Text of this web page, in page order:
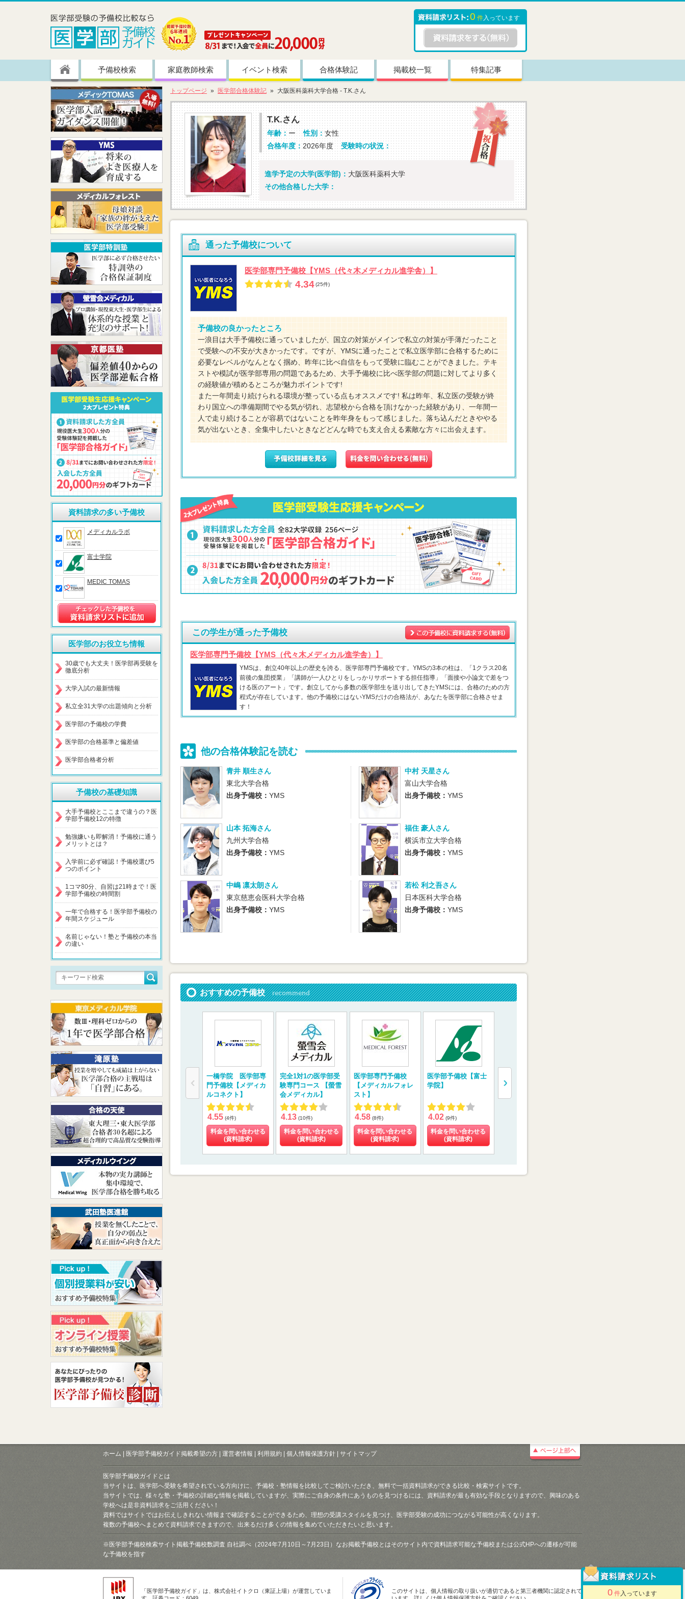
0 件入っています
予備校検索 家庭教師検索 イベント検索 合格体験記 掲載校一覧 特集記事
トップページ 医学部合格体験記 大阪医科薬科大学合格 - T.K.さん
T.K.さん
年齢： ー 性別： 女性
合格年度：2026年度 受験時の状況：
進学予定の大学(医学部)： 大阪医科薬科大学
その他合格した大学：
通った予備校について
医学部専門予備校【YMS（代々木メディカル進学舎）】
4.34(25件)
予備校の良かったところ
一浪目は大手予備校に通っていましたが、国立の対策がメインで私立の対策が手薄だったこと
で受験への不安が大きかったです。ですが、YMSに通ったことで私立医学部に合格するために
必要なレベルがなんとなく掴め、昨年に比べ自信をもって受験に臨むことができました。テキ
ストや模試が医学部専用の問題であるため、大手予備校に比べ医学部の問題に対してより多く
の経験値が積めるところが魅力ポイントです!
また一年間走り続けられる環境が整っている点もオススメです! 私は昨年、私立医の受験が終
わり国立への準備期間でやる気が切れ、志望校から合格を頂けなかった経験があり、一年間一
人で走り続けることが容易ではないことを昨年身をもって感じました。落ち込んだときややる
気が出ないとき、全集中したいときなどどんな時でも支え合える素敵な方々に出会えます。
この学生が通った予備校
医学部専門予備校【YMS（代々木メディカル進学舎）】
YMSは、創立40年以上の歴史を誇る、医学部専門予備校です。YMSの3本の柱は、「1クラス20名
前後の集団授業」「講師が一人ひとりをしっかりサポートする担任指導」「面接や小論文で差をつ
ける医のアート」です。創立してから多数の医学部生を送り出してきたYMSには、合格のための方
程式が存在しています。他の予備校にはないYMSだけの合格法が、あなたを医学部に合格させま
す！
他の合格体験記を読む
青井 順生さん
東北大学合格
出身予備校： YMS
中村 天星さん
富山大学合格
出身予備校： YMS
山本 拓海さん
九州大学合格
出身予備校： YMS
福住 豪人さん
横浜市立大学合格
出身予備校： YMS
中嶋 凛太朗さん
東京慈恵会医科大学合格
出身予備校： YMS
若松 利之吾さん
日本医科大学合格
出身予備校： YMS
おすすめの予備校 recommend
一橋学院 医学部専
門予備校【メディカ
ルコネクト】
4.55 (4件)
料金を問い合わせる
(資料請求)
完全1対1の医学部受
験専門コース 【螢雪
会メディカル】
4.13 (10件)
料金を問い合わせる
(資料請求)
医学部専門予備校
【メディカルフォレ
スト】
4.58 (8件)
料金を問い合わせる
(資料請求)
医学部予備校【富士
学院】
4.02 (9件)
料金を問い合わせる
(資料請求)
予備校【レクサス
0 件入っています
資料請求の多い予備校
メディカルラボ
富士学院
MEDIC TOMAS
医学部のお役立ち情報
30歳でも大丈夫！医学部再受験を
徹底分析
大学入試の最新情報
私立全31大学の出題傾向と分析
医学部の予備校の学費
医学部の合格基準と偏差値
医学部合格者分析
予備校の基礎知識
大手予備校とここまで違うの？医
学部予備校12の特徴
勉強嫌いも即解消！予備校に通う
メリットとは？
入学前に必ず確認！予備校選び5
つのポイント
1コマ80分、自習は21時まで！医
学部予備校の時間割
一年で合格する！医学部予備校の
年間スケジュール
名前じゃない！塾と予備校の本当
の違い
ホーム 医学部予備校ガイド掲載希望の方 運営者情報 利用規約 個人情報保護方針 サイトマップ
医学部予備校ガイドとは
当サイトは、医学部へ受験を希望されている方向けに、予備校・塾情報を比較してご検討いただき、無料で一括資料請求ができる比較・検索サイトです。
当サイトでは、様々な塾・予備校の詳細な情報を掲載していますが、実際にご自身の条件にあうものを見つけるには、資料請求が最も有効な手段となりますので、興味のある
学校へは是非資料請求をご活用ください！
資料ではサイトではお伝えしきれない情報まで確認することができるため、理想の受講スタイルを見つけ、医学部受験の成功につながる可能性が高くなります。
複数の予備校へまとめて資料請求できますので、出来るだけ多くの情報を集めていただきたいと思います。
※医学部予備校検索サイト掲載予備校数調査 自社調べ（2024年7月10日～7月23日）なお掲載予備校とはそのサイト内で資料請求可能な予備校または公式HPへの遷移が可能
な予備校を指す
「医学部予備校ガイド」は、株式会社イトクロ（東証上場）が運営していま
す。証券コード：6049
このサイトは、個人情報の取り扱いが適切であると第三者機関に認定されて
います。詳しくは個人情報保護方針をご確認ください。